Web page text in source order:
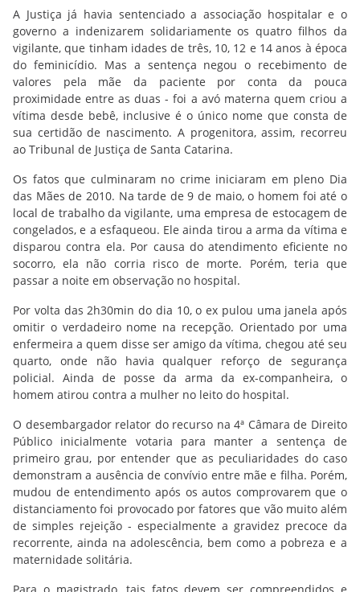
A Justiça já havia sentenciado a associação hospitalar e o
governo a indenizarem solidariamente os quatro filhos da
vigilante, que tinham idades de três, 10, 12 e 14 anos à época
do feminicídio. Mas a sentença negou o recebimento de
valores pela mãe da paciente por conta da pouca
proximidade entre as duas - foi a avó materna quem criou a
vítima desde bebê, inclusive é o único nome que consta de
sua certidão de nascimento. A progenitora, assim, recorreu
ao Tribunal de Justiça de Santa Catarina.
Os fatos que culminaram no crime iniciaram em pleno Dia
das Mães de 2010. Na tarde de 9 de maio, o homem foi até o
local de trabalho da vigilante, uma empresa de estocagem de
congelados, e a esfaqueou. Ele ainda tirou a arma da vítima e
disparou contra ela. Por causa do atendimento eficiente no
socorro, ela não corria risco de morte. Porém, teria que
passar a noite em observação no hospital.
Por volta das 2h30min do dia 10, o ex pulou uma janela após
omitir o verdadeiro nome na recepção. Orientado por uma
enfermeira a quem disse ser amigo da vítima, chegou até seu
quarto, onde não havia qualquer reforço de segurança
policial. Ainda de posse da arma da ex-companheira, o
homem atirou contra a mulher no leito do hospital.
O desembargador relator do recurso na 4ª Câmara de Direito
Público inicialmente votaria para manter a sentença de
primeiro grau, por entender que as peculiaridades do caso
demonstram a ausência de convívio entre mãe e filha. Porém,
mudou de entendimento após os autos comprovarem que o
distanciamento foi provocado por fatores que vão muito além
de simples rejeição - especialmente a gravidez precoce da
recorrente, ainda na adolescência, bem como a pobreza e a
maternidade solitária.